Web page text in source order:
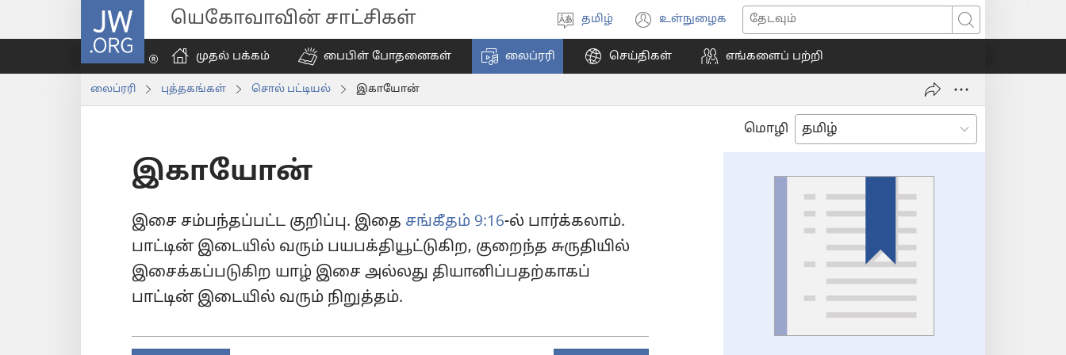
JW.ORG யெகோவாவின் சாட்சிகள்
மொழியை
தேர்ந்தெடுங்கள்
தமிழ் உள்நுழைக
(opens
window)
தேடவும்
முதல் பக்கம் பைபிள் போதனைகள் லைப்ரரி செய்திகள் எங்களைப் பற்றி
லைப்ரரி புத்தகங்கள் சொல் பட்டியல் இகாயோன்
மொழி
இகாயோன்
இசை சம்பந்தப்பட்ட குறிப்பு. இதை சங்கீதம் 9:16-ல் பார்க்கலாம்.
பாட்டின் இடையில் வரும் பயபக்தியூட்டுகிற, குறைந்த சுருதியில்
இசைக்கப்படுகிற யாழ் இசை அல்லது தியானிப்பதற்காகப்
பாட்டின் இடையில் வரும் நிறுத்தம்.